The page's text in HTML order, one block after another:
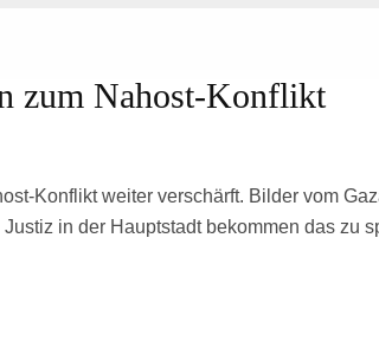
zum Nahost-Konflikt
Konflikt weiter verschärft. Bilder vom
in der Hauptstadt bekommen das zu